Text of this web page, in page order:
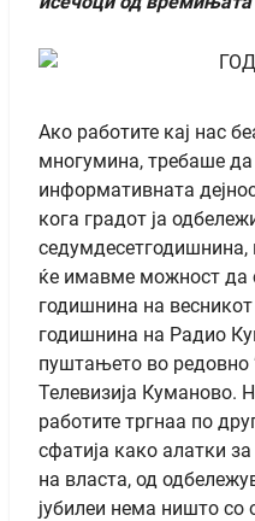
Ако работите кај нас
многумина, требаше
информативната
кога градот ја
ќе имавме можност да
годишнина на
годишнина на Радио
пуштањето во редовно
Телевизија Куманово.
работите тргнаа по
сфатија како алатки
на власта, од
јубилеи нема ништо со